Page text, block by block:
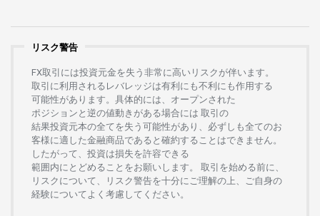
リスク警告
FX取引には投資元金を失う 非常に高い リスクが伴います。
取引に利用さ れる レバレッジは有利にも不利にも作用する
可能性があります。 具体的には、 オープンさ れた
ポジションと 逆の値動きがある場合には 取引の
結果投資元本の全てを失う 可能性があり、 必ずしも全てのお
客様に適した金融商品であると 確約することはできません。
したがって、 投資は損失を許容できる
範囲内にとどめることをお願いします。 取引を始める前に、
リスクについて、
リスク警告を十分にご理解の上、 ご自身の
経験についてよく 考慮してください。